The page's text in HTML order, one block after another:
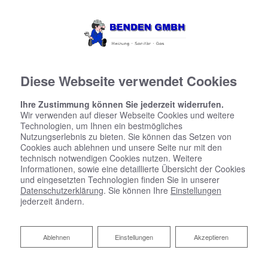
Zentrale Wohnraumlüftung
Diese Webseite verwendet Cookies
Ihre Zustimmung können Sie jederzeit widerrufen.
Wir verwenden auf dieser Webseite Cookies und weitere
Technologien, um Ihnen ein bestmögliches
Nutzungserlebnis zu bieten. Sie können das Setzen von
Cookies auch ablehnen und unsere Seite nur mit den
technisch notwendigen Cookies nutzen. Weitere
Informationen, sowie eine detaillierte Übersicht der Cookies
und eingesetzten Technologien finden Sie in unserer
Datenschutzerklärung. Sie können Ihre Einstellungen
jederzeit ändern.
Akzeptieren
Einstellungen
Ablehnen
Ablehnen